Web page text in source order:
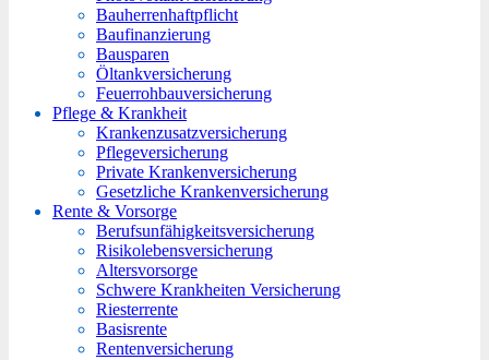
Bauherrenhaftpflicht
Baufinanzierung
Bausparen
Öltankversicherung
Feuerrohbauversicherung
Pflege & Krankheit
Krankenzusatzversicherung
Pflegeversicherung
Private Krankenversicherung
Gesetzliche Krankenversicherung
Rente & Vorsorge
Berufs­unfähigkeitsversicherung
Risikolebensversicherung
Altersvorsorge
Schwere Krankheiten Versicherung
Riesterrente
Basisrente
Rentenversicherung